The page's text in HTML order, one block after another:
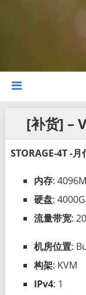
[补货] –
STORAGE-4T -
内存:
硬盘:
流量带宽:
机房位置:
构架: KVM
IPv4: 1